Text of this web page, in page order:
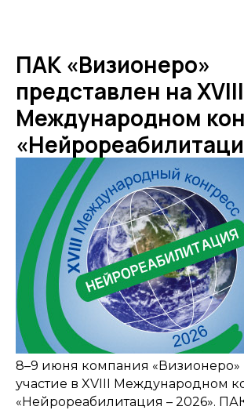
ПАК «Визионеро»
представлен на XVIII
Международном
8–9 июня компания «Визионеро»
участие в XVIII Международном
«Нейрореабилитация – 2026».